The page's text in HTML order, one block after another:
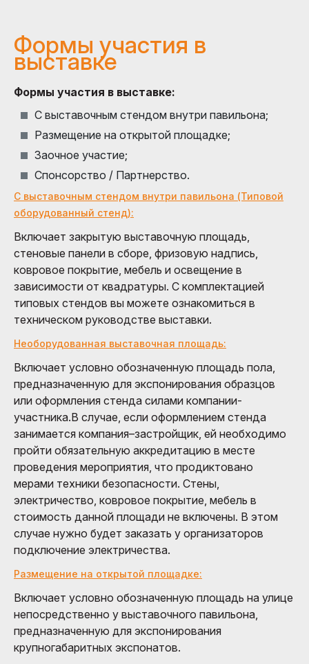
Формы участия в
выставке
Формы участия в выставке:
С выставочным стендом внутри павильона;
Размещение на открытой площадке;
Заочное участие;
Спонсорство / Партнерство.
С выставочным стендом внутри павильона (Типовой
оборудованный стенд):
Включает закрытую выставочную площадь,
стеновые панели в сборе, фризовую надпись,
ковровое покрытие, мебель и освещение в
зависимости от квадратуры. С комплектацией
типовых стендов вы можете ознакомиться в
техническом руководстве выставки.
Необорудованная выставочная площадь:
Включает условно обозначенную площадь пола,
предназначенную для экспонирования образцов
или оформления стенда силами компании-
участника.В случае, если оформлением стенда
занимается компания–застройщик, ей необходимо
пройти обязательную аккредитацию в месте
проведения мероприятия, что продиктовано
мерами техники безопасности. Стены,
электричество, ковровое покрытие, мебель в
стоимость данной площади не включены. В этом
случае нужно будет заказать у организаторов
подключение электричества.
Размещение на открытой площадке:
Включает условно обозначенную площадь на улице
непосредственно у выставочного павильона,
предназначенную для экспонирования
крупногабаритных экспонатов.